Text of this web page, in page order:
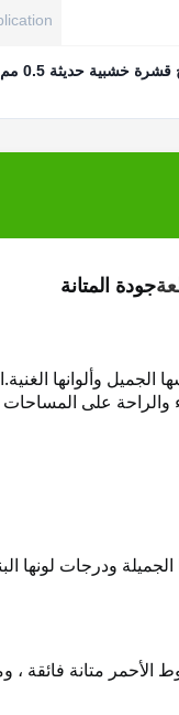
خشبية حديثة 0.5 مم
جودة المتانة
وألوانها الغنية.
على المساحات
ودرجات لونها
متانة فائقة ،